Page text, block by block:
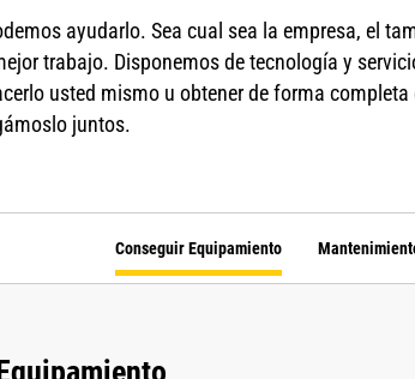
ayudarlo. Sea cual sea la empresa, el
trabajo. Disponemos de tecnología y
usted mismo u obtener de forma
juntos.
Conseguir Equipamiento